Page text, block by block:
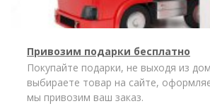
Привозим подарки бесплатно
Покупайте подарки, не выходя из
выбираете товар на сайте,
мы привозим ваш заказ.